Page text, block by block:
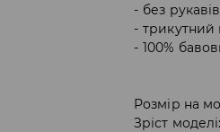
без рукавів
трикутний
100%
Розмір на
Зріст